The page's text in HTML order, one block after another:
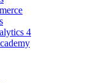
4